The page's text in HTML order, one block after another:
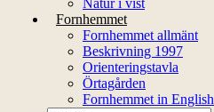
Natur i vist
Fornhemmet
Fornhemmet allmänt
Beskrivning 1997
Orienteringstavla
Örtagården
Fornhemmet in English